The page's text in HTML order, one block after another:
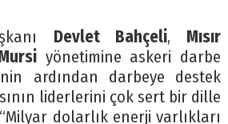
Devlet Bahçeli, Mısır
yönetimine askeri darbe
ardından darbeye destek
liderlerini çok sert bir dille
dolarlık enerji varlıkları